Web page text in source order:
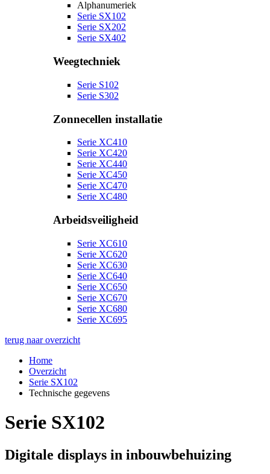
Alphanumeriek
Serie SX102
Serie SX202
Serie SX402
Weegtechniek
Serie S102
Serie S302
Zonnecellen installatie
Serie XC410
Serie XC420
Serie XC440
Serie XC450
Serie XC470
Serie XC480
Arbeidsveiligheid
Serie XC610
Serie XC620
Serie XC630
Serie XC640
Serie XC650
Serie XC670
Serie XC680
Serie XC695
terug naar overzicht
Home
Overzicht
Serie SX102
Technische gegevens
Serie SX102
Digitale displays in inbouwbehuizing